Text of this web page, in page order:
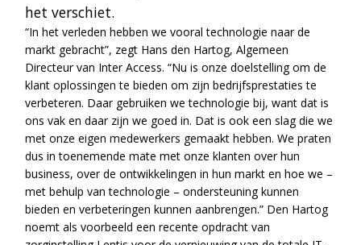
het verschiet.
“In het verleden hebben we vooral technologie naar de
markt gebracht”, zegt Hans den Hartog, Algemeen
Directeur van Inter Access. “Nu is onze doelstelling om de
klant oplossingen te bieden om zijn bedrijfsprestaties te
verbeteren. Daar gebruiken we technologie bij, want dat is
ons vak en daar zijn we goed in. Dat is ook een slag die we
met onze eigen medewerkers gemaakt hebben. We praten
dus in toenemende mate met onze klanten over hun
business, over de ontwikkelingen in hun markt en hoe we –
met behulp van technologie – ondersteuning kunnen
bieden en verbeteringen kunnen aanbrengen.” Den Hartog
noemt als voorbeeld een recente opdracht van